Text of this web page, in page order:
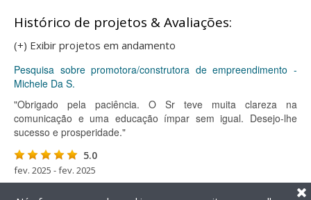
Histórico de projetos & Avaliações:
(+) Exibir projetos em andamento
Pesquisa sobre promotora/construtora de empreendimento -
Michele Da S.
"Obrigado pela paciência. O Sr teve muita clareza na
comunicação e uma educação ímpar sem igual. Desejo-lhe
sucesso e prosperidade."
5.0
fev. 2025 - fev. 2025